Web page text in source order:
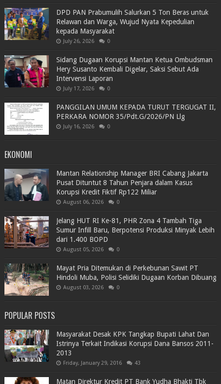
DPD PAN Prabumulih Salurkan 5 Ton Beras untuk
Relawan dan Warga, Wujud Nyata Kepedulian
kepada Masyarakat
July 26, 2026 0
Sidang Dugaan Korupsi Mantan Ketua Ombudsman
Hery Susanto Kembali Digelar, Saksi Sebut Ada
Intervensi Laporan
July 17, 2026 0
PANGGILAN UMUM KEPADA TURUT TERGUGAT II,
PERKARA NOMOR 35/Pdt.G/2026/PN Llg
July 16, 2026 0
EKONOMI
Mantan Relationship Manager BRI Cabang Jakarta
Pusat Dituntut 8 Tahun Penjara dalam Kasus
Korupsi Kredit Fiktif Rp122 Miliar
August 06, 2026 0
Jelang HUT RI Ke-81, PHR Zona 4 Tambah Tiga
Sumur Infill Baru, Berpotensi Produksi Minyak Lebih
dari 1.400 BOPD
August 05, 2026 0
Mayat Pria Ditemukan di Perkebunan Sawit PT
Hindoli Muba, Polisi Selidiki Dugaan Korban Dibuang
August 03, 2026 0
POPULAR POSTS
Masyarakat Desak KPK Tangkap Bupati Lahat Dan
Istrinya Terkait Indikasi Korupsi Dana Bansos 2011-
2013
Friday, January 29, 2016 43
Matan Direktur Kredit PT Bank Yudha Bhakti Tbk